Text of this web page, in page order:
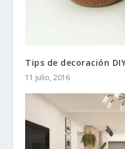
Tips de decoración
11 julio, 2016